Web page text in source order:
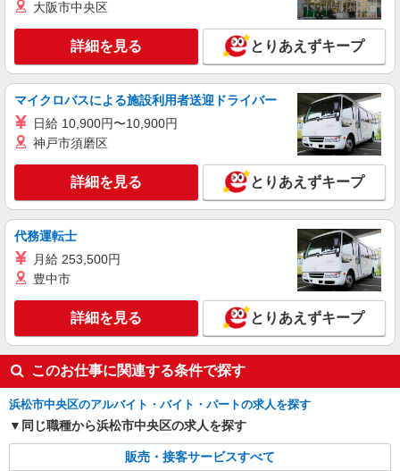
時給1400〜1600円（経験・能力による） ※残
業代支給 ★交通費別途支給（規定あり） ゜
+゜・。○。・゜+゜・。○。・゜+゜ 入社祝い金10
万円支給(規定有) お友達を紹介頂くと, インセンテ
ィブ支給(規定有) ★月2回払い・週払い可能（規程
有）★ ゜・。○。・゜+゜・。○。・゜+゜
静岡県浜松市中央区のsoftbankショップ
キープ 詳細を見る
派遣社員
【au】の携帯販売スタッフ
時給1500円〜1900円（経験・能力による） ※
残業代支給 ★交通費別途支給（規定あり） ゜
+゜・。○。・゜+゜・。○。・゜+゜ 入社祝い金10
ィブ支給(規定有) ★月2回払い・週払い可能（規程
有）★ ゜・。○。・゜+゜・。○。・゜+゜
静岡県浜松市中央区のauショップ
詳細を見る
大阪市中央区
詳細を見る とりあえずキープ
マイクロバスによる施設利用者送迎ドライバー
日給 10,900円〜10,900円
神戸市須磨区
詳細を見る とりあえずキープ
代務運転士
月給 253,500円
豊中市
詳細を見る とりあえずキープ
このお仕事に関連する条件で探す
浜松市中央区のアルバイト・バイト・パートの求人を探す
同じ職種から浜松市中央区の求人を探す
販売・接客サービスすべて